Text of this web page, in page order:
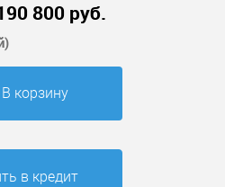
800 руб.
В корзину
в кредит